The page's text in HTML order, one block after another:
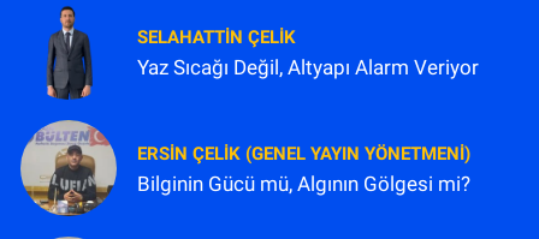
SELAHATTIN ÇELİK
Yaz Sıcağı Değil, Altyapı Alarm Veriyor
ERSIN ÇELIK (GENEL YAYIN YÖNETMENI)
Bilginin Gücü mü, Algının Gölgesi mi?